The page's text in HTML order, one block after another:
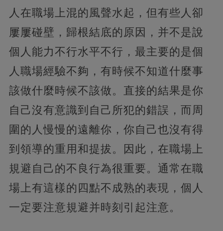
人在職場上混的風聲水起，但有些人卻
屢屢碰壁，歸根結底的原因，并不是說
個人能力不行水平不行，最主要的是個
人職場經驗不夠，有時候不知道什麼事
該做什麼時候不該做。直接的結果是你
自己沒有意識到自己所犯的錯誤，而周
圍的人慢慢的遠離你，你自己也沒有得
到領導的重用和提拔。因此，在職場上
規避自己的不良行為很重要。通常在職
場上有這樣的四點不成熟的表現，個人
一定要注意規避并時刻引起注意。